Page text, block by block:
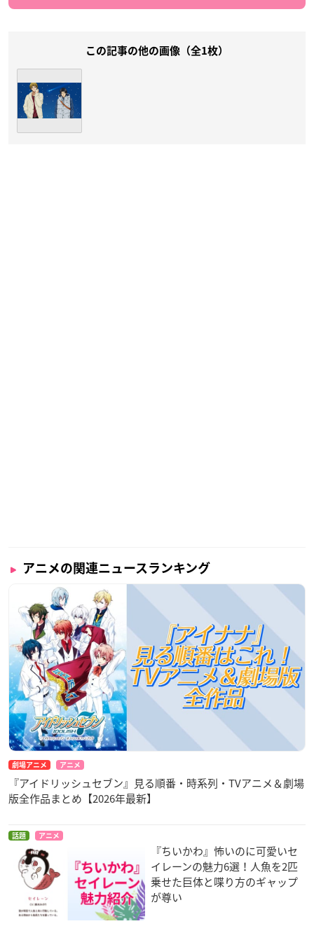
この記事の他の画像（全1枚）
アニメの関連ニュースランキング
劇場アニメ アニメ
『アイドリッシュセブン』見る順番・時系列・TVアニメ＆劇場
版全作品まとめ【2026年最新】
話題 アニメ
『ちいかわ』怖いのに可愛いセ
イレーンの魅力6選！人魚を2匹
乗せた巨体と喋り方のギャップ
が尊い